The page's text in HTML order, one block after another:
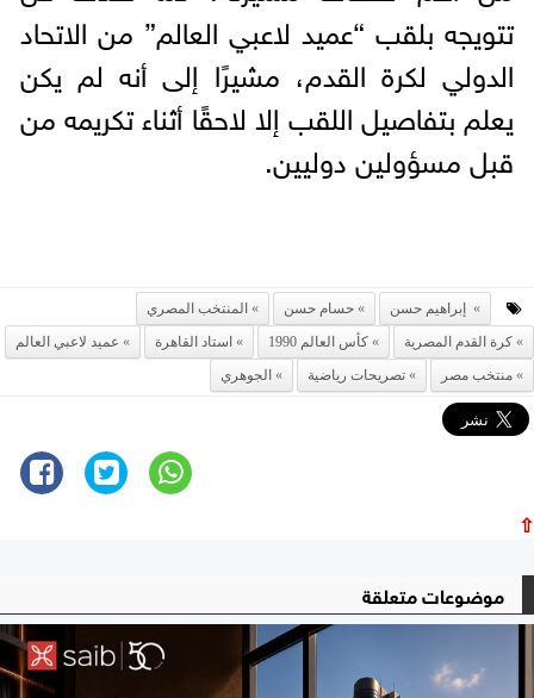
تتويجه بلقب “عميد لاعبي العالم” من الاتحاد
الدولي لكرة القدم، مشيرًا إلى أنه لم يكن
يعلم بتفاصيل اللقب إلا لاحقًا أثناء تكريمه من
قبل مسؤولين دوليين.
إبراهيم حسن حسام حسن
المنتخب المصري
كرة القدم المصرية
كأس العالم 1990 استاد القاهرة
عميد لاعبي العالم
منتخب مصر
تصريحات رياضية الجوهري
⇧
موضوعات متعلقة